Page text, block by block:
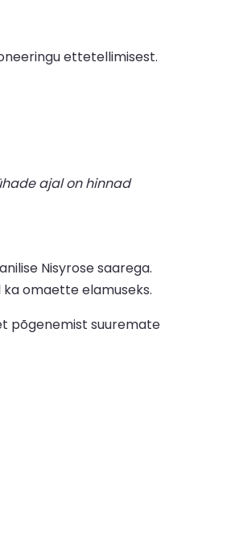
ettetellimisest.
ajal on hinnad
Nisyrose saarega.
omaette elamuseks.
põgenemist suuremate